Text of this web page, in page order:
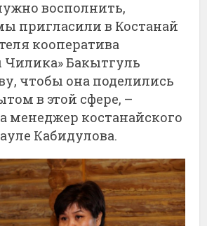
восполнить,
пригласили в Костанай
кооператива
Бакытгуль
чтобы она поделились
в этой сфере, –
менеджер костанайского
Кабидулова.